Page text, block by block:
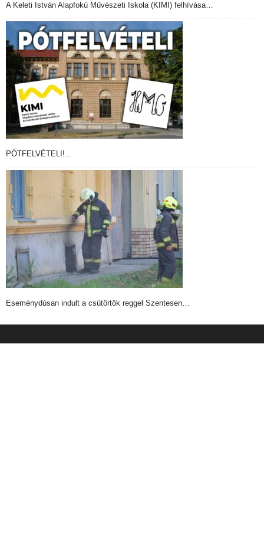
A Keleti István Alapfokú Művészeti Iskola (KIMI) felhívása…
PÓTFELVÉTELI!…
Eseménydúsan indult a csütörtök reggel Szentesen…